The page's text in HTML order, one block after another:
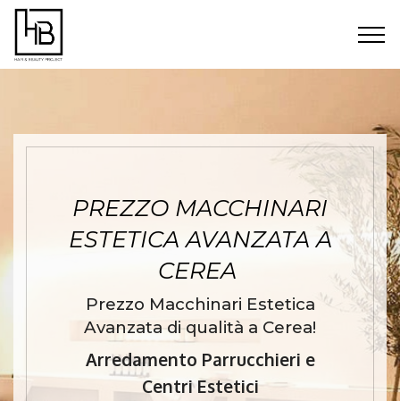
PREZZO MACCHINARI
ESTETICA AVANZATA A
CEREA
Prezzo Macchinari Estetica
Avanzata di qualità a Cerea!
Arredamento Parrucchieri e
Centri Estetici